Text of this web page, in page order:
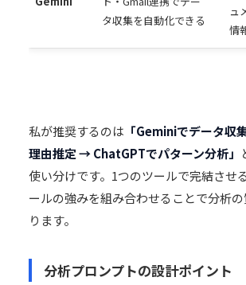
タ収集を自動化できる
ュ
情
私が推奨するのは 「Geminiでデータ
理由推定 → ChatGPTでパターン分析」
使い分けです。1つのツールで完結させ
ールの強みを組み合わせることで分析
ります。
分析プロンプトの設計ポイント